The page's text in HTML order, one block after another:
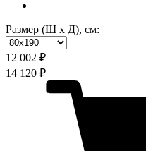
Размер (Ш х Д), см:
12 002 ₽
14 120 ₽